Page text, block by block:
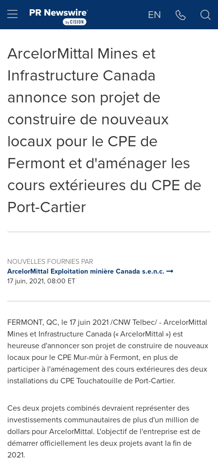
Hamburger menu EN
ArcelorMittal Mines et
Infrastructure Canada
annonce son projet de
construire de nouveaux
locaux pour le CPE de
Fermont et d'aménager les
cours extérieures du CPE de
Port-Cartier
NOUVELLES FOURNIES PAR
ArcelorMittal Exploitation minière Canada s.e.n.c.
17 juin, 2021, 08:00 ET
FERMONT, QC, le 17 juin 2021 /CNW Telbec/ - ArcelorMittal
Mines et Infrastructure Canada (« ArcelorMittal ») est
heureuse d'annoncer son projet de construire de nouveaux
locaux pour le CPE Mur-mûr à Fermont, en plus de
participer à l'aménagement des cours extérieures des deux
installations du CPE Touchatouille de Port-Cartier.
Ces deux projets combinés devraient représenter des
investissements communautaires de plus d'un million de
dollars pour ArcelorMittal. L'objectif de l'entreprise est de
démarrer officiellement les deux projets avant la fin de
2021.